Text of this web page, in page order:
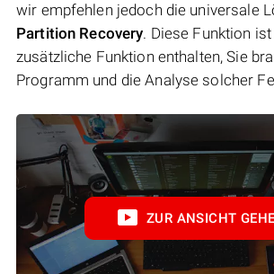
wir empfehlen jedoch die universale
Partition Recovery. Diese Funktion
zusätzliche Funktion enthalten, Sie
Programm und die Analyse solcher
ZUR ANSICHT